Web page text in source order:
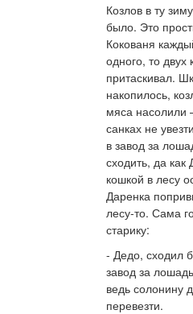
Козлов в ту
было. Это
Кокованя
одного, то двух
притаскивал.
накопилось,
мяса насолили
санках не
в завод за
сходить, да как
кошкой в лесу
Даренка
лесу-то. Сама
старику:
- Дедо, сходил
завод за
ведь солонину
перевезти.